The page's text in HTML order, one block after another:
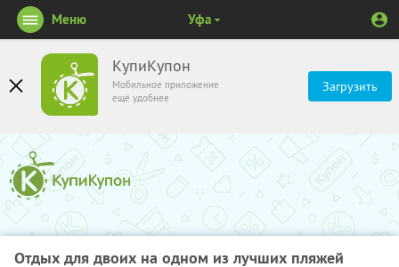
КупиКупон
Мобильное приложение
ещё удобнее
Загрузить
Меню Уфа
Отдых для двоих на одном из лучших пляжей